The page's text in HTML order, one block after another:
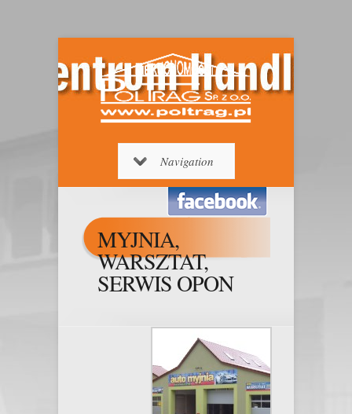
Navigation
MYJNIA,
WARSZTAT,
SERWIS OPON